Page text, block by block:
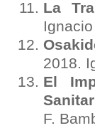
La
2018.
El
F.